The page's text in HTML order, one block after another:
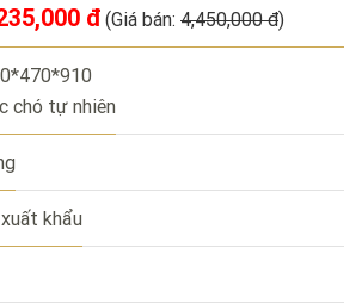
đ (Giá bán: 4,450,000 đ)
chó tự nhiên
khẩu